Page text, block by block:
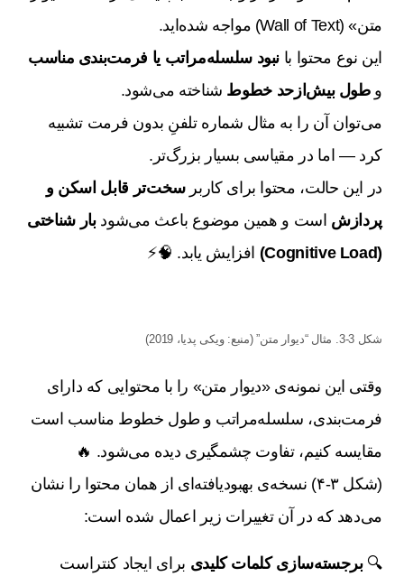
متن» (Wall of Text) مواجه شده‌اید.
این نوع محتوا با نبود سلسله‌مراتب یا فرمت‌بندی مناسب
وطول بیش‌ازحد خطوط شناخته می‌شود.
می‌توان آن را به مثال شماره تلفنِ بدون فرمت تشبیه
کرد — اما در مقیاسی بسیار بزرگ‌تر.
در این حالت، محتوا برای کاربرسخت‌تر قابل اسکن و
پردازش است و همین موضوع باعث می‌شودبار شناختی
(Cognitive Load)
افزایش یابد. 🧠⚡
شکل 3-3. مثال “دیوار متن” (منبع: ویکی پدیا، 2019)
وقتی این نمونه‌ی «دیوار متن» را با محتوایی که دارای
فرمت‌بندی، سلسله‌مراتب و طول خطوط مناسب است
مقایسه کنیم، تفاوت چشمگیری دیده می‌شود. 🔥
(شکل ۳-۴) نسخه‌ی بهبودیافته‌ای از همان محتوا را نشان
می‌دهد که در آن تغییرات زیر اعمال شده است:
🔍برجسته‌سازی کلمات کلیدی برای ایجاد کنتراست